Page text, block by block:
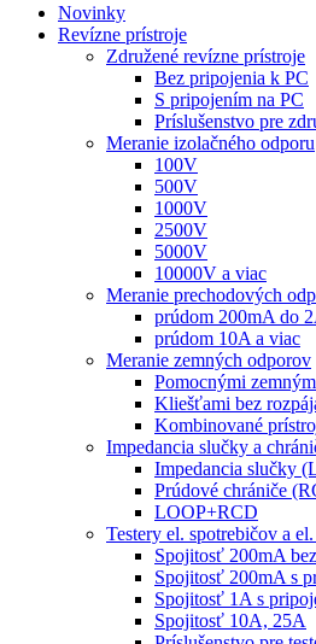
Novinky
Revízne prístroje
Združené revízne prístroje
Bez pripojenia k PC
S pripojením na PC
Príslušenstvo pre
Meranie izolačného odporu
100V
500V
1000V
2500V
5000V
10000V a viac
Meranie prechodových
prúdom 200mA do
prúdom 10A a viac
Meranie zemných odporov
Pomocnými
Kliešťami bez
Kombinované
Impedancia slučky a
Impedancia slučky
Prúdové chrániče
LOOP+RCD
Testery el. spotrebičov a
Spojitosť 200mA
Spojitosť 200mA s
Spojitosť 1A s
Spojitosť 10A, 25A